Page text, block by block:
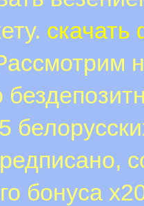
бонуса